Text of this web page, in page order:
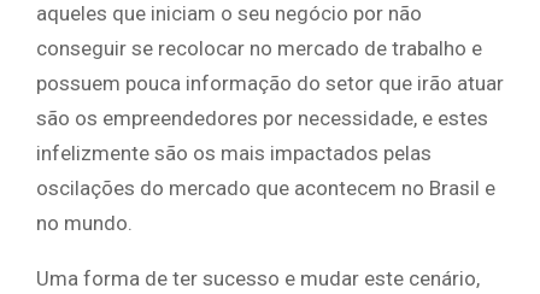
aqueles que iniciam o seu negócio por não
conseguir se recolocar no mercado de trabalho e
possuem pouca informação do setor que irão atuar
são os empreendedores por necessidade, e estes
infelizmente são os mais impactados pelas
oscilações do mercado que acontecem no Brasil e
no mundo.
Uma forma de ter sucesso e mudar este cenário,